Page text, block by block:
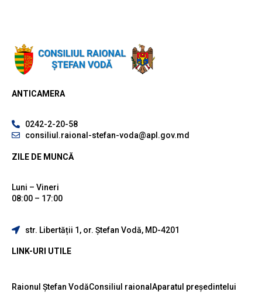
ANTICAMERA
0242-2-20-58
consiliul.raional-stefan-voda@apl.gov.md
ZILE DE MUNCĂ
Luni – Vineri
08:00 – 17:00
str. Libertății 1, or. Ștefan Vodă, MD-4201
LINK-URI UTILE
Raionul Ștefan VodăConsiliul raional Aparatul președintelui